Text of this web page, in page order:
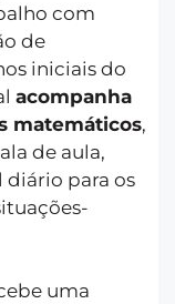
com
de
iniciais do
acompanha
matemáticos,
de aula,
para os
uma